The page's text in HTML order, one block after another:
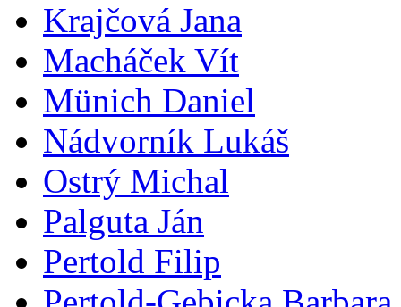
Krajčová Jana
Macháček Vít
Münich Daniel
Nádvorník Lukáš
Ostrý Michal
Palguta Ján
Pertold Filip